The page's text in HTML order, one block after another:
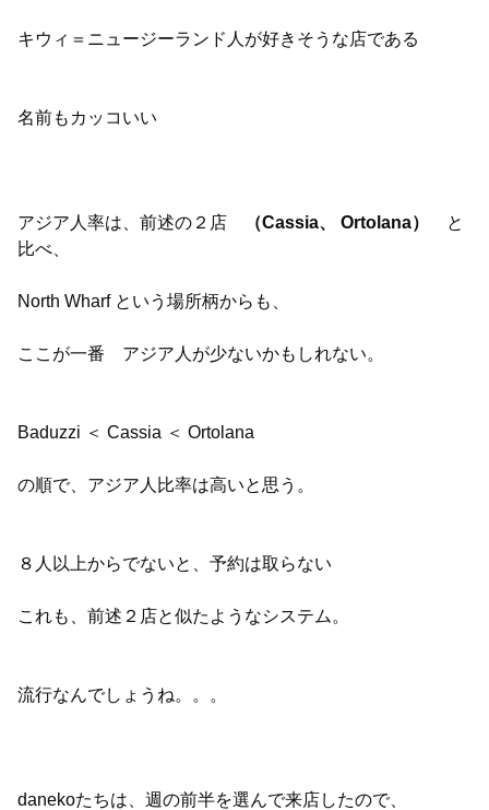
キウィ＝ニュージーランド人が好きそうな店である
名前もカッコいい
アジア人率は、前述の２店 （Cassia、 Ortolana）
と
比べ、
North Wharf という場所柄からも、
ここが一番 アジア人が少ないかもしれない。
Baduzzi ＜ Cassia ＜ Ortolana
の順で、アジア人比率は高いと思う。
８人以上からでないと、予約は取らない
これも、前述２店と似たようなシステム。
流行なんでしょうね。。。
danekoたちは、週の前半を選んで来店したので、